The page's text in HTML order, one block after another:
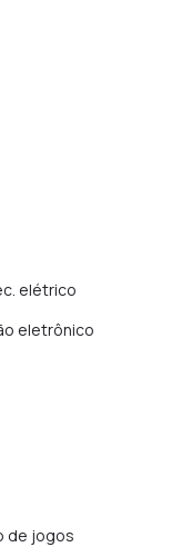
elétrico
eletrônico
de jogos